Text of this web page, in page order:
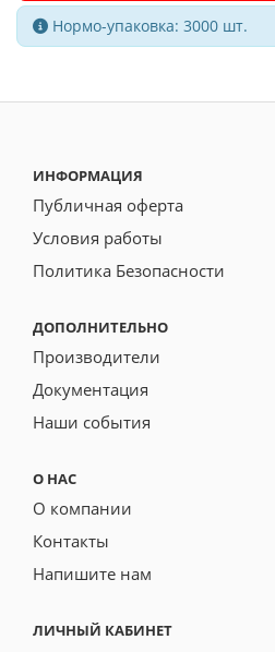
Нормо-упаковка: 3000 шт.
ИНФОРМАЦИЯ
Публичная оферта
Условия работы
Политика Безопасности
ДОПОЛНИТЕЛЬНО
Производители
Документация
Наши события
О НАС
О компании
Контакты
Напишите нам
ЛИЧНЫЙ КАБИНЕТ